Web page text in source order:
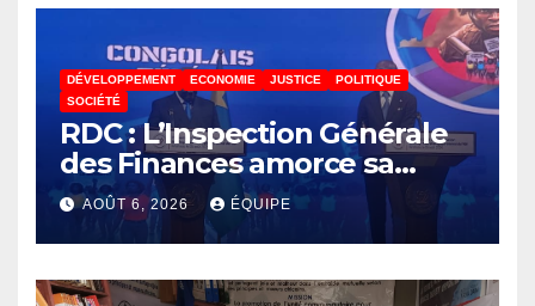
DÉVELOPPEMENT ECONOMIE JUSTICE
POLITIQUE
SOCIÉTÉ
RDC : L’Inspection Générale
des Finances amorce sa
révolution numérique pour
un contrôle permanent des
finances publiques
AOÛT 6, 2026 ÉQUIPE